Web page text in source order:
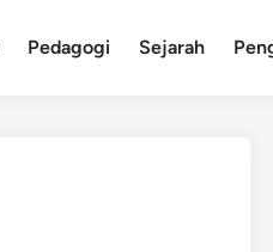
Pedagogi Sejarah